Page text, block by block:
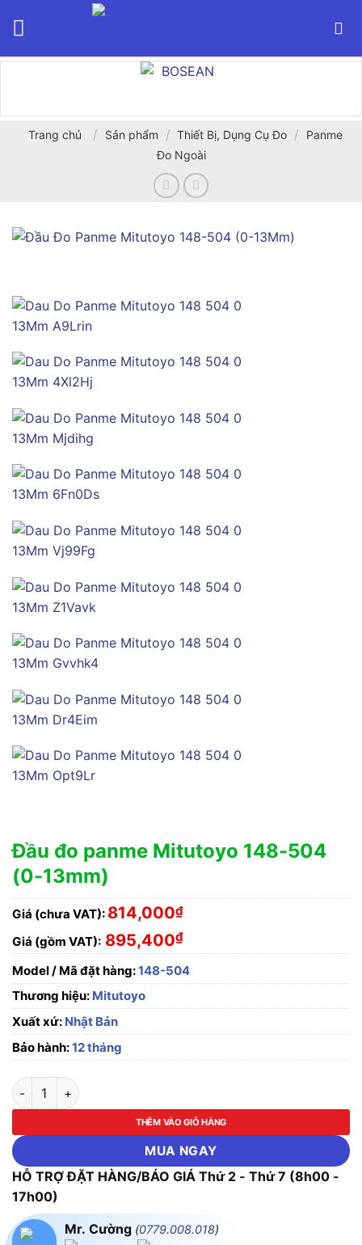
Trang chủ / Sản phẩm / Thiết Bị, Dụng Cụ Đo /
Panme
Đo Ngoài
Đầu đo panme Mitutoyo 148-504
(0-13mm)
Giá (chưa VAT): 814,000₫
Giá (gồm VAT): 895,400₫
Model / Mã đặt hàng:148-504
Thương hiệu: Mitutoyo
Xuất xứ: Nhật Bản
Bảo hành:12 tháng
Đầu đo panme Mitutoyo 148-504 (0-13mm) số lượng
THÊM VÀO GIỎ HÀNG
MUA NGAY
HỖ TRỢ ĐẶT HÀNG/BÁO GIÁ Thứ 2 - Thứ 7 (8h00 -
17h00)
Mr. Cường (0779.008.018)